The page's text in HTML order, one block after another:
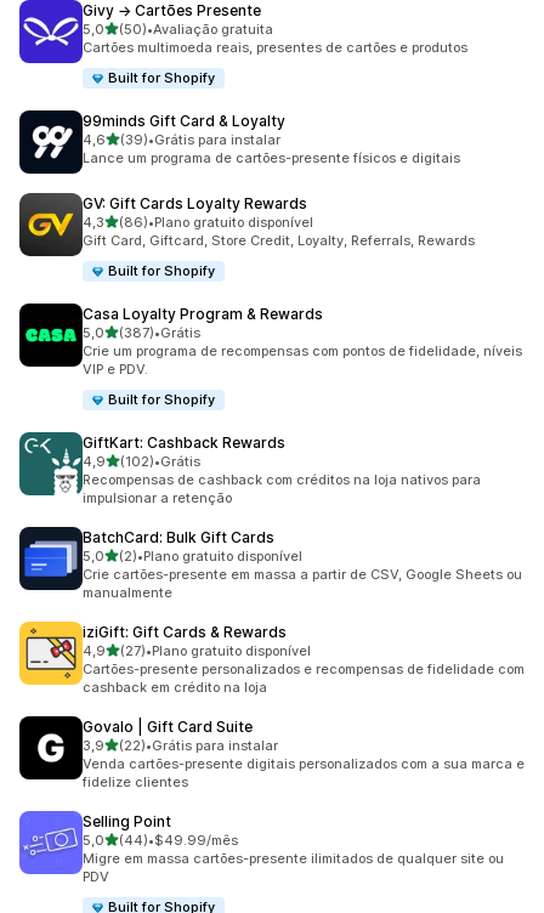
Givy → Cartões Presente
5,0de 5 estrelas
(50)
50 avaliações ao todo
•Avaliação gratuita
Cartões multimoeda reais, presentes de cartões e produtos
Built for Shopify
99minds Gift Card & Loyalty
4,6de 5 estrelas
(39)
39 avaliações ao todo
•Grátis para instalar
Lance um programa de cartões-presente físicos e digitais
GV: Gift Cards Loyalty Rewards
4,3de 5 estrelas
(86)
86 avaliações ao todo
•Plano gratuito disponível
Gift Card, Giftcard, Store Credit, Loyalty, Referrals, Rewards
Built for Shopify
Casa Loyalty Program & Rewards
5,0de 5 estrelas
(387)
387 avaliações ao todo
•Grátis
Crie um programa de recompensas com pontos de fidelidade, níveis
VIP e PDV.
Built for Shopify
GiftKart: Cashback Rewards
4,9de 5 estrelas
(102)
102 avaliações ao todo
•Grátis
Recompensas de cashback com créditos na loja nativos para
impulsionar a retenção
BatchCard: Bulk Gift Cards
5,0de 5 estrelas
(2)
2 avaliações ao todo
•Plano gratuito disponível
Crie cartões-presente em massa a partir de CSV, Google Sheets ou
manualmente
iziGift: Gift Cards & Rewards
4,9de 5 estrelas
(27)
27 avaliações ao todo
•Plano gratuito disponível
Cartões-presente personalizados e recompensas de fidelidade com
cashback em crédito na loja
Govalo | Gift Card Suite
3,9de 5 estrelas
(22)
22 avaliações ao todo
•Grátis para instalar
Venda cartões-presente digitais personalizados com a sua marca e
fidelize clientes
Selling Point
5,0de 5 estrelas
(44)
44 avaliações ao todo
•$49.99/mês
Migre em massa cartões-presente ilimitados de qualquer site ou
PDV
Built for Shopify